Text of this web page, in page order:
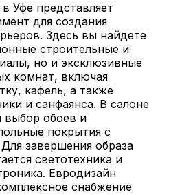
Уфе представляет
для создания
Здесь вы найдете
строительные и
но и эксклюзивные
комнат, включая
кафель, а также
и санфаянса. В салоне
выбор обоев и
покрытия с
завершения образа
светотехника и
Евродизайн
снабжение